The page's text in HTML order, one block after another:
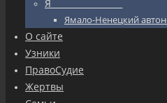
Я_________________
Ямало-Ненецкий
О сайте
Узники
ПравоСудие
Жертвы